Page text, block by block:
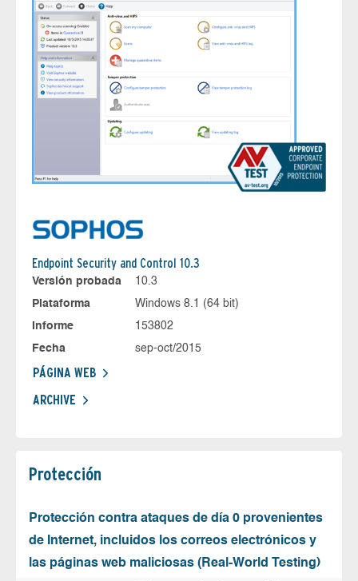
Endpoint Security and Control 10.3
Versión probada
10.3
Plataforma
Windows 8.1 (64 bit)
Informe
153802
Fecha
sep-oct/2015
PÁGINA WEB
ARCHIVE
Protección
Protección contra ataques de día 0 provenientes
de Internet, incluidos los correos electrónicos y
las páginas web maliciosas (Real-World Testing)